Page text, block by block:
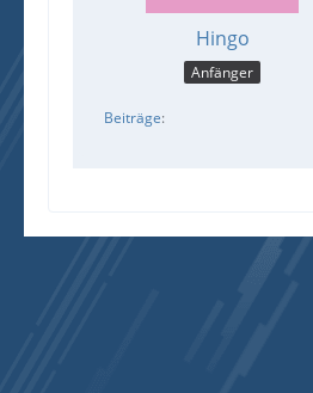
Hingo
Anfänger
Beiträge